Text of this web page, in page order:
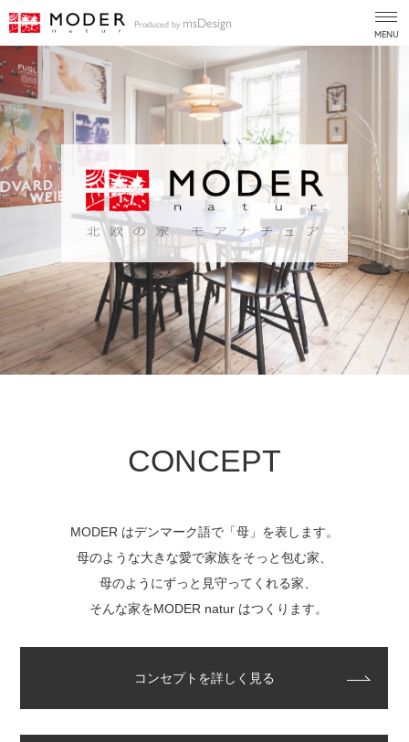
Produced by msDesign
CONCEPT
MODER はデンマーク語で「母」を表します。
母のような大きな愛で家族をそっと包む家、
母のようにずっと見守ってくれる家、
そんな家をMODER natur はつくります。
コンセプトを詳しく見る